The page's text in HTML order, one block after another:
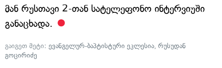
მან რუსთავი 2-თან სატელეფონო ინტერვიუში
განაცხადა.
გაიგეთ მეტი: ევანგელურ-ბაპტისტური ეკლესია, რუსუდან
გოცირიძე